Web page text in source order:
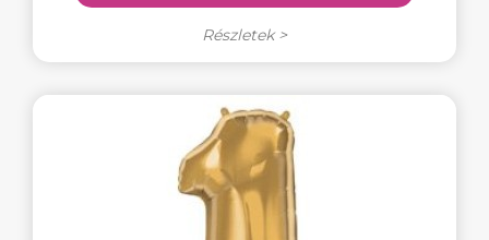
Részletek >